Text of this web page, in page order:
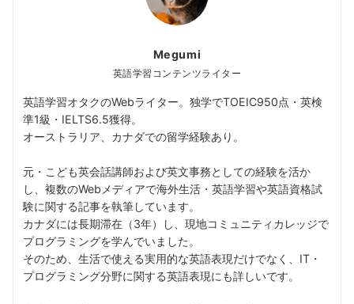
Megumi
英語学習コンテンツライター
英語学習オタクのWebライター。独学でTOEIC950点・英検
準1級・IELTS6.5獲得。
オーストラリア、カナダでの留学経験あり。
元・こども英会話講師および英文事務としての経験を活か
し、複数のWebメディアで海外生活・英語学習や英語資格試
験に関する記事を執筆しています。
カナダには長期滞在（3年）し、現地コミュニティカレッジで
プログラミングを学んでいました。
そのため、生活で使える実用的な英語表現だけでなく、IT・
プログラミング分野に関する英語表現にも詳しいです。